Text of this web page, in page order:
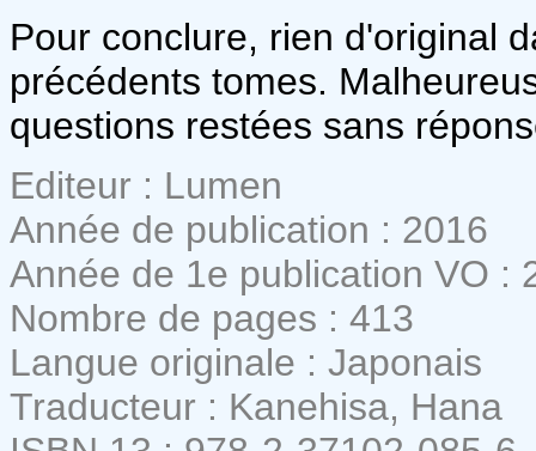
Pour conclure, rien d'original
précédents tomes.
questions restées sans
Editeur : Lumen
Année de publication : 2016
Année de 1e publication VO :
Nombre de pages : 413
Langue originale : Japonais
Traducteur : Kanehisa, Hana